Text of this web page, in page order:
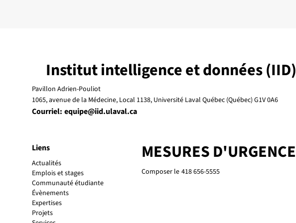
Liens
Actualités
Emplois et stages
Communauté étudiante
Évènements
Expertises
Projets
MESURES D'URGENCE
Composer le 418 656-5555
Institut intelligence et données (IID)
Pavillon Adrien-Pouliot
1065, avenue de la Médecine, Local 1138, Université Laval Québec (Québec) G1V 0A6
Courriel: equipe@iid.ulaval.ca